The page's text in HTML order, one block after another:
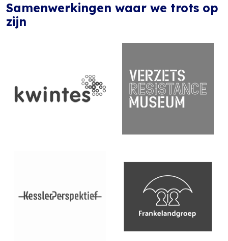
Samenwerkingen waar we trots op
zijn